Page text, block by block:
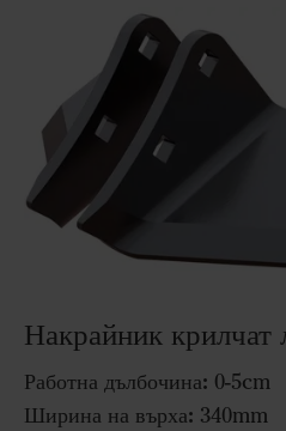
Накрайник крилчат
Работна дълбочина: 0-5cm
Ширина на върха: 340mm